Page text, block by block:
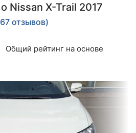
Nissan X-Trail 2017
отзывов)
Общий рейтинг на основе